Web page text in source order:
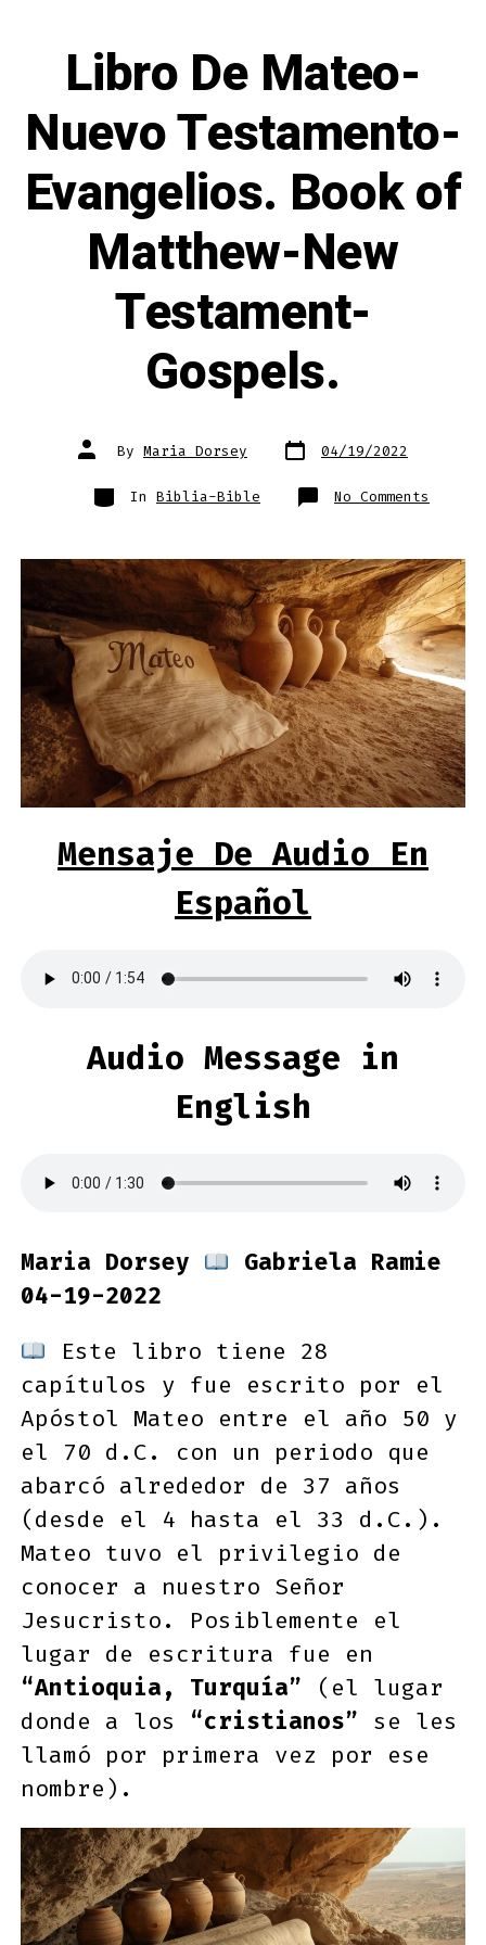
Libro De Mateo-
Nuevo Testamento-
Evangelios. Book of
Matthew-New
Testament-
Gospels.
Post
author
By Maria Dorsey Post
date
04/19/2022
Categories
In Biblia-Bible No Comments
Libro
Book
of
New
Mensaje De Audio En
Español
Audio Message in
English
Maria Dorsey
Gabriela Ramie
04-19-2022
Este libro tiene 28
capítulos y fue escrito por el
Apóstol Mateo entre el año 50 y
el 70 d.C. con un periodo que
abarcó alrededor de 37 años
(desde el 4 hasta el 33 d.C.).
Mateo tuvo el privilegio de
conocer a nuestro Señor
Jesucristo. Posiblemente el
lugar de escritura fue en
“Antioquia, Turquía” (el lugar
donde a los “cristianos” se les
llamó por primera vez por ese
nombre).